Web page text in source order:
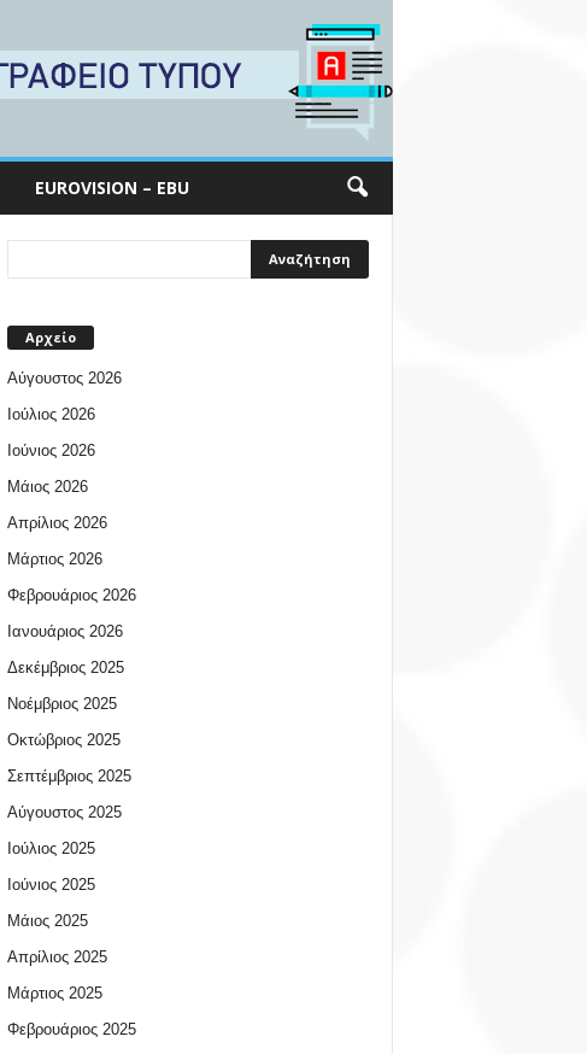
EUROVISION – EBU
Αρχείο
Αύγουστος 2026
Ιούλιος 2026
Ιούνιος 2026
Μάιος 2026
Απρίλιος 2026
Μάρτιος 2026
Φεβρουάριος 2026
Ιανουάριος 2026
Δεκέμβριος 2025
Νοέμβριος 2025
Οκτώβριος 2025
Σεπτέμβριος 2025
Αύγουστος 2025
Ιούλιος 2025
Ιούνιος 2025
Μάιος 2025
Απρίλιος 2025
Μάρτιος 2025
Φεβρουάριος 2025